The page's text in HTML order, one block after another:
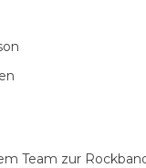
Team zur